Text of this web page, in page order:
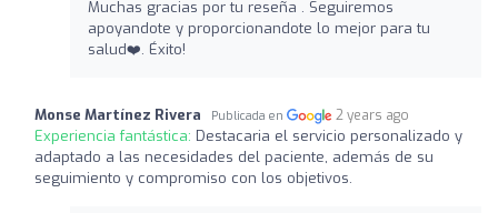
Muchas gracias por tu reseña . Seguiremos
apoyandote y proporcionandote lo mejor para tu
salud❤️‍. Éxito!
Monse Martínez Rivera Publicada en 2 years ago
Experiencia fantástica: Destacaria el servicio personalizado y
adaptado a las necesidades del paciente, además de su
seguimiento y compromiso con los objetivos.